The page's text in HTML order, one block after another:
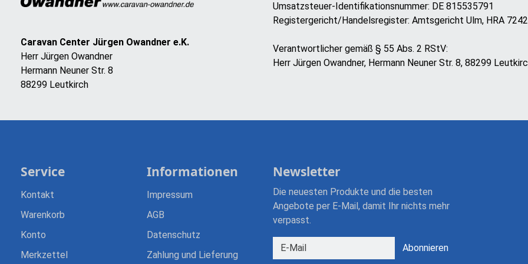
Caravan Center Jürgen Owandner e.K.
Herr Jürgen Owandner
Hermann Neuner Str. 8
88299 Leutkirch
Umsatzsteuer-Identifikationsnummer: DE 815535791
Registergericht/Handelsregister: Amtsgericht Ulm, HRA
Verantwortlicher gemäß § 55 Abs. 2 RStV:
Herr Jürgen Owandner, Hermann Neuner Str. 8, 88299
Service
Kontakt
Warenkorb
Konto
Merkzettel
Informationen
Impressum
AGB
Datenschutz
Zahlung und Lieferung
Newsletter
Die neuesten Produkte und die besten
Angebote per E-Mail, damit Ihr nichts mehr
verpasst.
Newsletter Abonnieren